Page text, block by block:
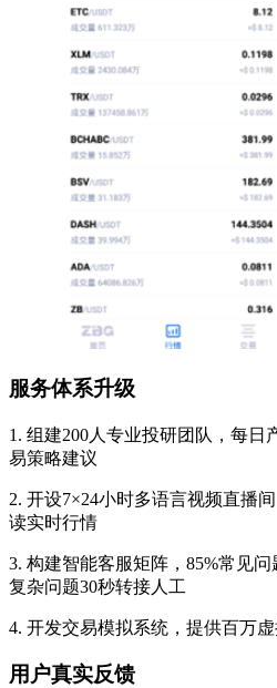
服务体系升级
1. 组建200人专业投研团队，每日
易策略建议
2. 开设7×24小时多语言视频直播
读实时行情
3. 构建智能客服矩阵，85%常见
复杂问题30秒转接人工
4. 开发交易模拟系统，提供百万
用户真实反馈